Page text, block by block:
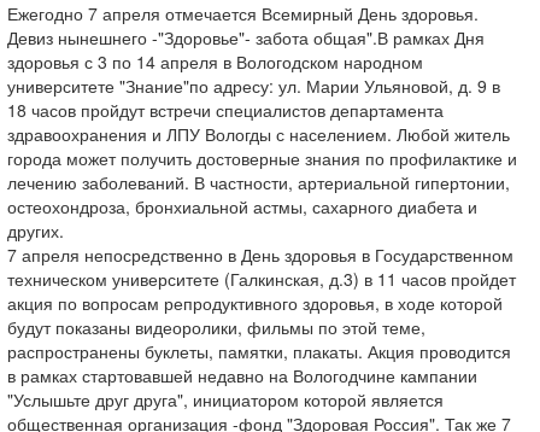
Ежегодно 7 апреля отмечается Всемирный День здоровья.
Девиз нынешнего -"Здоровье"- забота общая".В рамках Дня
здоровья с 3 по 14 апреля в Вологодском народном
университете "Знание"по адресу: ул. Марии Ульяновой, д. 9 в
18 часов пройдут встречи специалистов департамента
здравоохранения и ЛПУ Вологды с населением. Любой житель
города может получить достоверные знания по профилактике и
лечению заболеваний. В частности, артериальной гипертонии,
остеохондроза, бронхиальной астмы, сахарного диабета и
других.
7 апреля непосредственно в День здоровья в Государственном
техническом университете (Галкинская, д.3) в 11 часов пройдет
акция по вопросам репродуктивного здоровья, в ходе которой
будут показаны видеоролики, фильмы по этой теме,
распространены буклеты, памятки, плакаты. Акция проводится
в рамках стартовавшей недавно на Вологодчине кампании
"Услышьте друг друга", инициатором которой является
общественная организация -фонд "Здоровая Россия". Так же 7